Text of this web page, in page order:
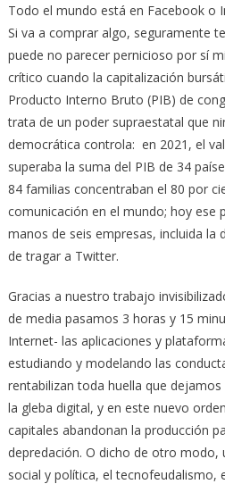
Todo el mundo está en Facebook o
Si va a comprar algo, seguramente
puede no parecer pernicioso por sí
crítico cuando la capitalización
Producto Interno Bruto (PIB) de
trata de un poder supraestatal que
democrática controla: en 2021, el
superaba la suma del PIB de 34
84 familias concentraban el 80 por
comunicación en el mundo; hoy ese
manos de seis empresas, incluida la
de tragar a Twitter.
Gracias a nuestro trabajo
de media pasamos 3 horas y 15
Internet- las aplicaciones y
estudiando y modelando las
rentabilizan toda huella que
la gleba digital, y en este nuevo
capitales abandonan la producción
depredación. O dicho de otro modo,
social y política, el tecnofeudalismo,